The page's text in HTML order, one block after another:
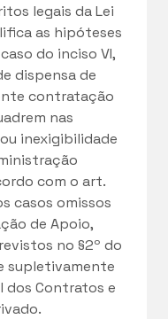
legais da Lei
as hipóteses
do inciso VI,
dispensa de
contratação
nas
inexigibilidade
com o art.
casos omissos
de Apoio,
no §2º do
supletivamente
dos Contratos e